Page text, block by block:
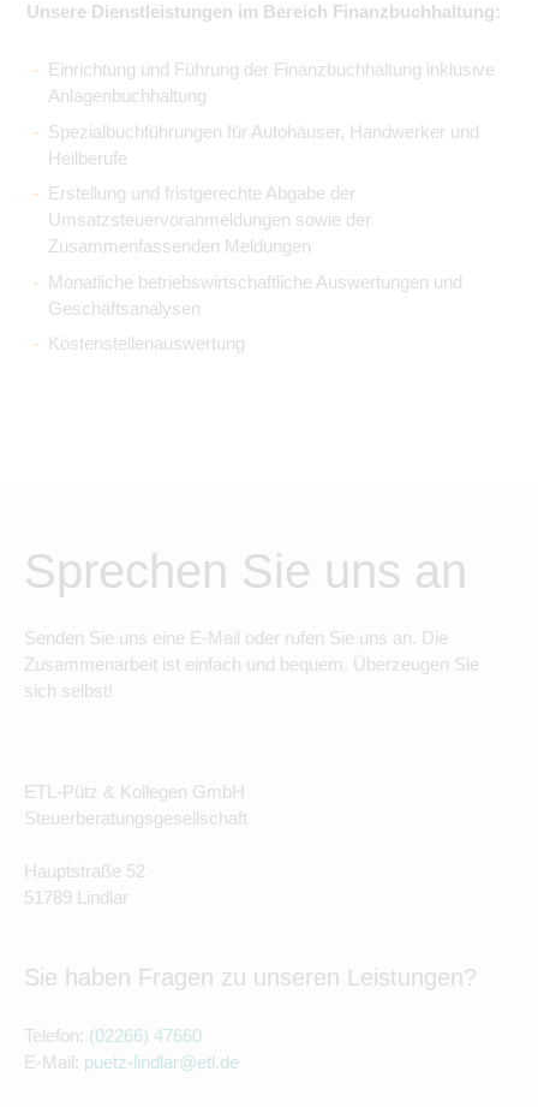
Unsere Dienstleistungen im Bereich Finanzbuchhaltung:
Einrichtung und Führung der Finanzbuchhaltung inklusive
Anlagenbuchhaltung
Spezialbuchführungen für Autohäuser, Handwerker und
Heilberufe
Erstellung und fristgerechte Abgabe der
Umsatzsteuervoranmeldungen sowie der
Zusammenfassenden Meldungen
Monatliche betriebswirtschaftliche Auswertungen und
Geschäftsanalysen
Kostenstellenauswertung
Sprechen Sie uns an
Senden Sie uns eine E-Mail oder rufen Sie uns an. Die
Zusammenarbeit ist einfach und bequem. Überzeugen Sie
sich selbst!
ETL-Pütz & Kollegen GmbH
Steuerberatungsgesellschaft
Hauptstraße 52
51789 Lindlar
Sie haben Fragen zu unseren Leistungen?
Telefon: (02266) 47660
E-Mail: puetz-lindlar@etl.de